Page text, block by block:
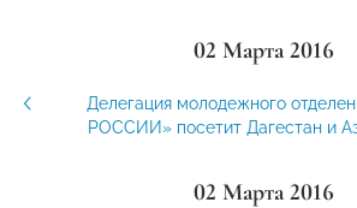
02 Марта 2016
Делегация молодежного
РОССИИ» посетит Дагестан и
02 Марта 2016